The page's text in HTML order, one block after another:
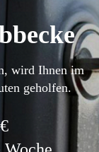
wird Ihnen im
geholfen.